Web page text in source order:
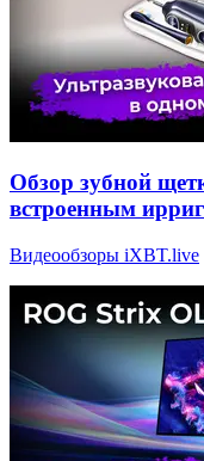
Обзор зубной
встроенным
Видеообзоры iXBT.live